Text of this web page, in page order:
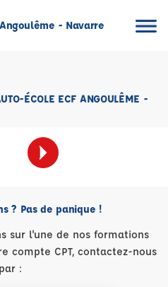
- Navarre
ÉCOLE ECF ANGOULÊME -
? Pas de panique !
sur l'une de nos formations
compte CPT, contactez-nous
par :